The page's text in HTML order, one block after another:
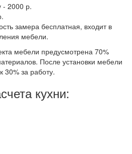
- 2000 р.
замера бесплатная, входит в
мебели.
мебели предусмотрена 70%
После установки мебели
30% за работу.
кухни: